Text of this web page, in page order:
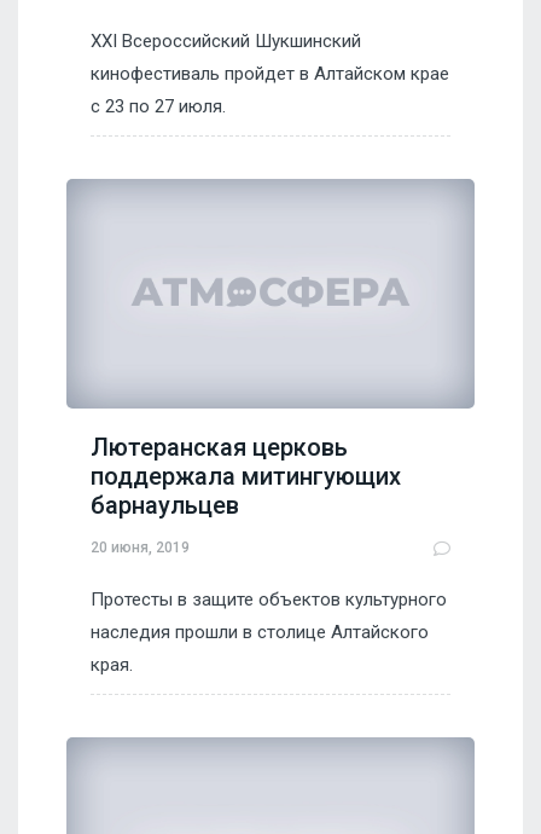
ХХI Всероссийский Шукшинский
кинофестиваль пройдет в Алтайском крае
с 23 по 27 июля.
Лютеранская церковь
поддержала митингующих
барнаульцев
20 июня, 2019
Протесты в защите объектов культурного
наследия прошли в столице Алтайского
края.